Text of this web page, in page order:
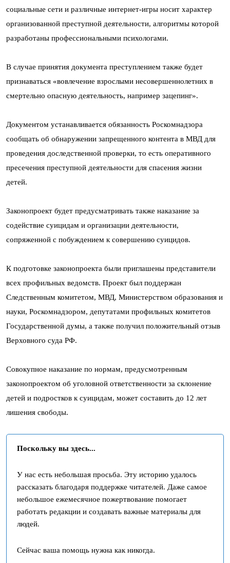
социальные сети и различные интернет-игры носит характер
организованной преступной деятельности, алгоритмы которой
разработаны профессиональными психологами.
В случае принятия документа преступлением также будет
признаваться «вовлечение взрослыми несовершеннолетних в
смертельно опасную деятельность, например зацепинг».
Документом устанавливается обязанность Роскомнадзора
сообщать об обнаружении запрещенного контента в МВД для
проведения доследственной проверки, то есть оперативного
пресечения преступной деятельности для спасения жизни
детей.
Законопроект будет предусматривать также наказание за
содействие суицидам и организации деятельности,
сопряженной с побуждением к совершению суицидов.
К подготовке законопроекта были приглашены представители
всех профильных ведомств. Проект был поддержан
Следственным комитетом, МВД, Министерством образования и
науки, Роскомнадзором, депутатами профильных комитетов
Государственной думы, а также получил положительный отзыв
Верховного суда РФ.
Совокупное наказание по нормам, предусмотренным
законопроектом об уголовной ответственности за склонение
детей и подростков к суицидам, может составить до 12 лет
лишения свободы.
Поскольку вы здесь...
У нас есть небольшая просьба. Эту историю удалось
рассказать благодаря поддержке читателей. Даже самое
небольшое ежемесячное пожертвование помогает
работать редакции и создавать важные материалы для
людей.
Сейчас ваша помощь нужна как никогда.